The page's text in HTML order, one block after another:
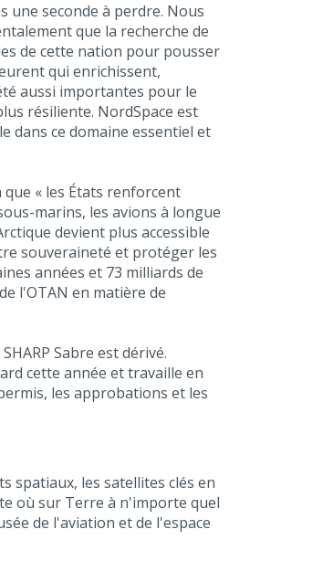
une seconde à perdre. Nous
que la recherche de
de cette nation pour pousser
qui enrichissent,
aussi importantes pour le
résiliente. NordSpace est
dans ce domaine essentiel et
« les États renforcent
marins, les avions à longue
devient plus accessible
souveraineté et protéger les
années et 73 milliards de
l'OTAN en matière de
Sabre est dérivé.
cette année et travaille en
les approbations et les
spatiaux, les satellites clés en
où sur Terre à n'importe quel
de l'aviation et de l'espace